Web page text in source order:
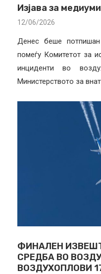
Изјава за медиуми
12/06/2026
Денес беше
помеѓу Комитетот за
инциденти во
Министерството за
ФИНАЛЕН
СРЕДБА ВО
ВОЗДУХОПЛОВИ